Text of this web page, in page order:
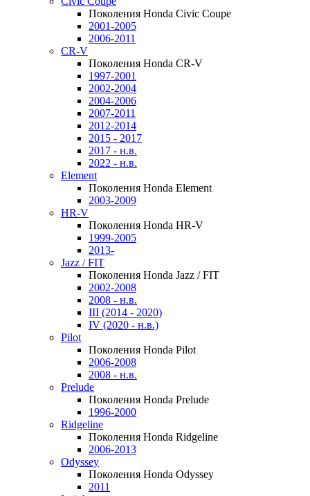
Поколения Honda Civic Coupe
2001-2005
2006-2011
CR-V
Поколения Honda CR-V
1997-2001
2002-2004
2004-2006
2007-2011
2012-2014
2015 - 2017
2017 - н.в.
2022 - н.в.
Element
Поколения Honda Element
2003-2009
HR-V
Поколения Honda HR-V
1999-2005
2013-
Jazz / FIT
Поколения Honda Jazz / FIT
2002-2008
2008 - н.в.
III (2014 - 2020)
IV (2020 - н.в.)
Pilot
Поколения Honda Pilot
2006-2008
2008 - н.в.
Prelude
Поколения Honda Prelude
1996-2000
Ridgeline
Поколения Honda Ridgeline
2006-2013
Odyssey
Поколения Honda Odyssey
2011